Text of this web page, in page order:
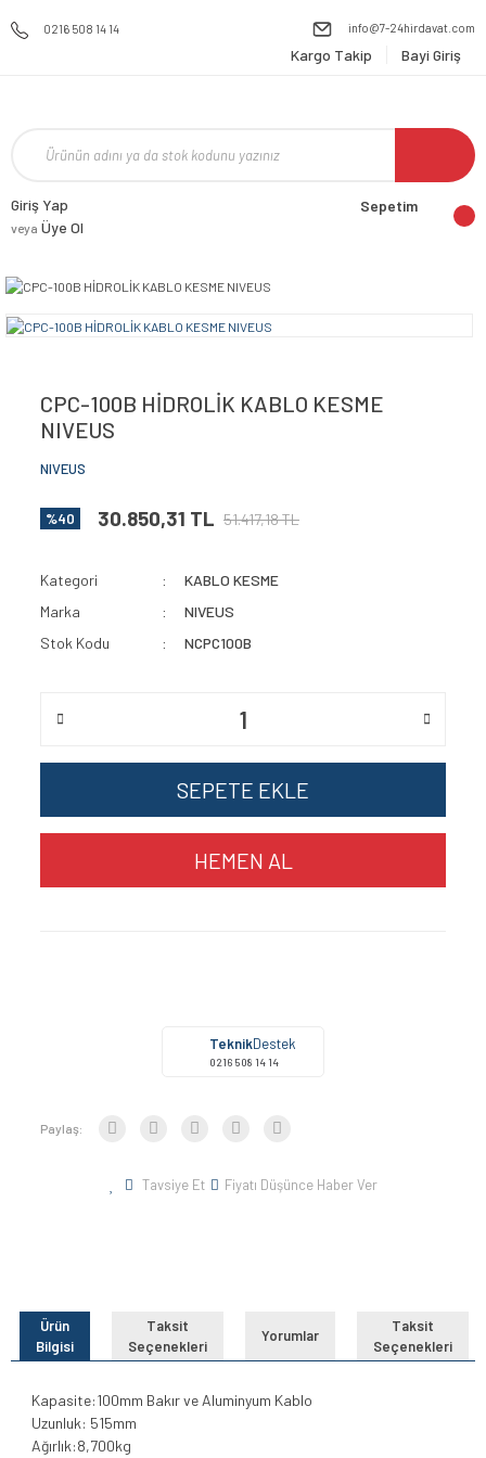
0216 508 14 14 info@7-24hirdavat.com
Kargo Takip Bayi Giriş
Giriş Yap
veya Üye Ol
Sepetim
CPC-100B HİDROLİK KABLO KESME
NIVEUS
NIVEUS
%40 30.850,31 TL 51.417,18 TL
Kategori
KABLO KESME
Marka
NIVEUS
Stok Kodu
NCPC100B
SEPETE EKLE
HEMEN AL
TeknikDestek
0216 508 14 14
Paylaş:
Tavsiye Et Fiyatı Düşünce Haber Ver
Ürün
Bilgisi
Taksit
Seçenekleri
Yorumlar
Taksit
Seçenekleri
Kapasite:100mm Bakır ve Aluminyum Kablo
Uzunluk: 515mm
Ağırlık:8,700kg